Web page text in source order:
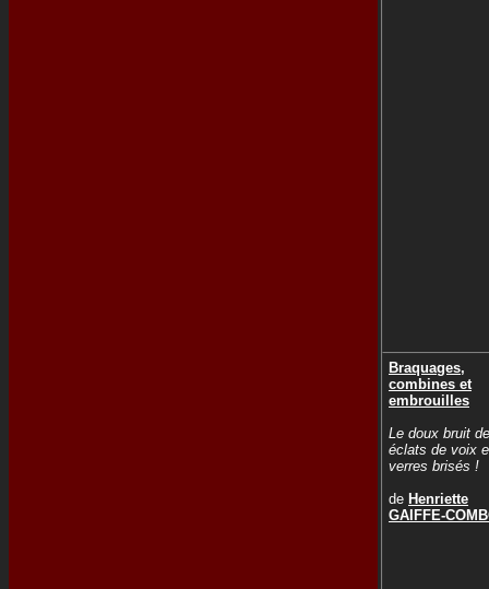
Braquages,
combines et
embrouilles
Le doux bruit
éclats de voix
verres brisés !
de Henriette
GAIFFE-